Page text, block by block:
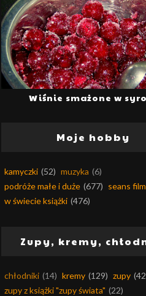
Wiśnie smażone w
Moje hobby
kamyczki (52) muzyka (6)
podróże małe i duże (677) seans
w świecie książki (476)
Zupy, kremy,
chłodniki (14) kremy (129) zupy
zupy z książki "zupy świata" (22)